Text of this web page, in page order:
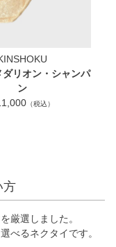
ダリオン・シャンパ
ン
（税込）
方
厳選しました。
べるネクタイです。